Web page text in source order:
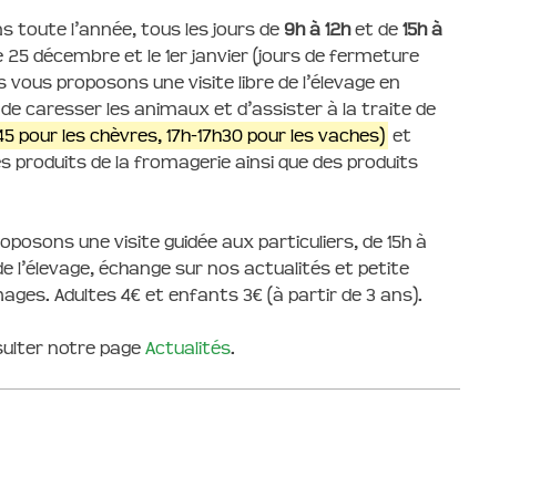
toute l’année, tous les jours de 9h à 12het de 15h à
25 décembre et le 1er janvier (jours de fermeture
vous proposons une visite libre de l’élevage en
caresser les animaux et d’assister à la traite de
pour les chèvres, 17h-17h30 pour les vaches) et
produits de la fromagerie ainsi que des produits
une visite guidée aux particuliers, de 15h à
l’élevage, échange sur nos actualités et petite
Adultes 4€ et enfants 3€ (à partir de 3 ans).
notre page Actualités.